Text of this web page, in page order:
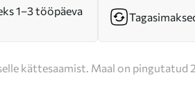
1–3 tööpäeva
kättesaamist. Maal on pingutatud